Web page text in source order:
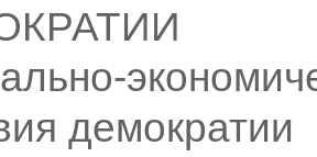
демократии